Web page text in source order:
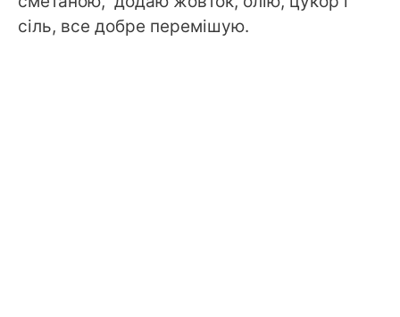
сіль, все добре перемішую.